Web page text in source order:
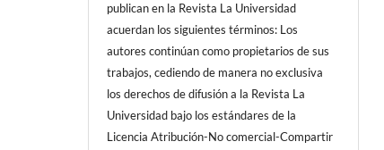
publican en la Revista La Universidad
acuerdan los siguientes términos: Los
autores continúan como propietarios de sus
trabajos, cediendo de manera no exclusiva
los derechos de difusión a la Revista La
Universidad bajo los estándares de la
Licencia Atribución-No comercial-Compartir